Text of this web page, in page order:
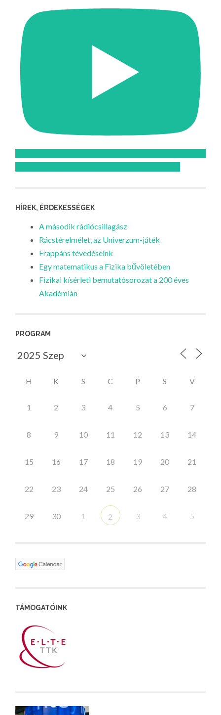
HÍREK, ÉRDEKESSÉGEK
A második rádiócsillagász
Rácstérelmélet, az Univerzum-játék
Frappáns tévedéseink
Egy matematikus a Fizika bűvöletében
Fizikai kísérleti bemutatósorozat a 200 éves
Akadémián
PROGRAM
H K S C P S V
1 2 3 4 5 6 7
8 9 10 11 12 13 14
15 16 17 18 19 20 21
22 23 24 25 26 27 28
29 30 1 2 3 4 5
TÁMOGATÓINK